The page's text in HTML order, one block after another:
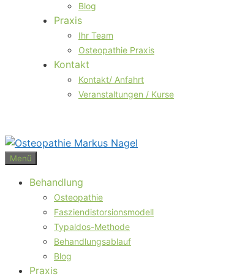
Blog
Praxis
Ihr Team
Osteopathie Praxis
Kontakt
Kontakt/ Anfahrt
Veranstaltungen / Kurse
Menü
Behandlung
Osteopathie
Fasziendistorsionsmodell
Typaldos-Methode
Behandlungsablauf
Blog
Praxis